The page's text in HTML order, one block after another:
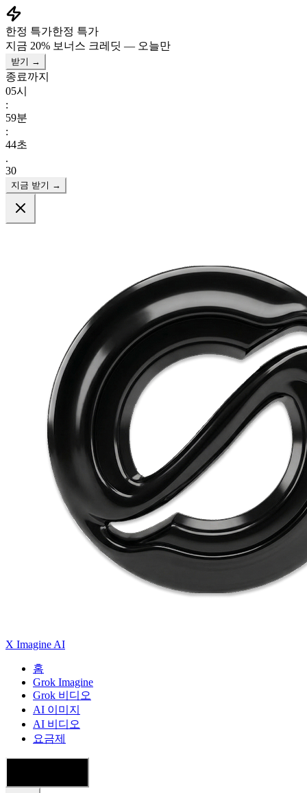
한정 특가한정 특가
지금 20% 보너스 크레딧 — 오늘만
받기 →
종료까지
05시
:
59분
:
41초
.
43
지금 받기 →
X Imagine AI
홈
Grok Imagine
Grok 비디오
AI 이미지
AI 비디오
요금제